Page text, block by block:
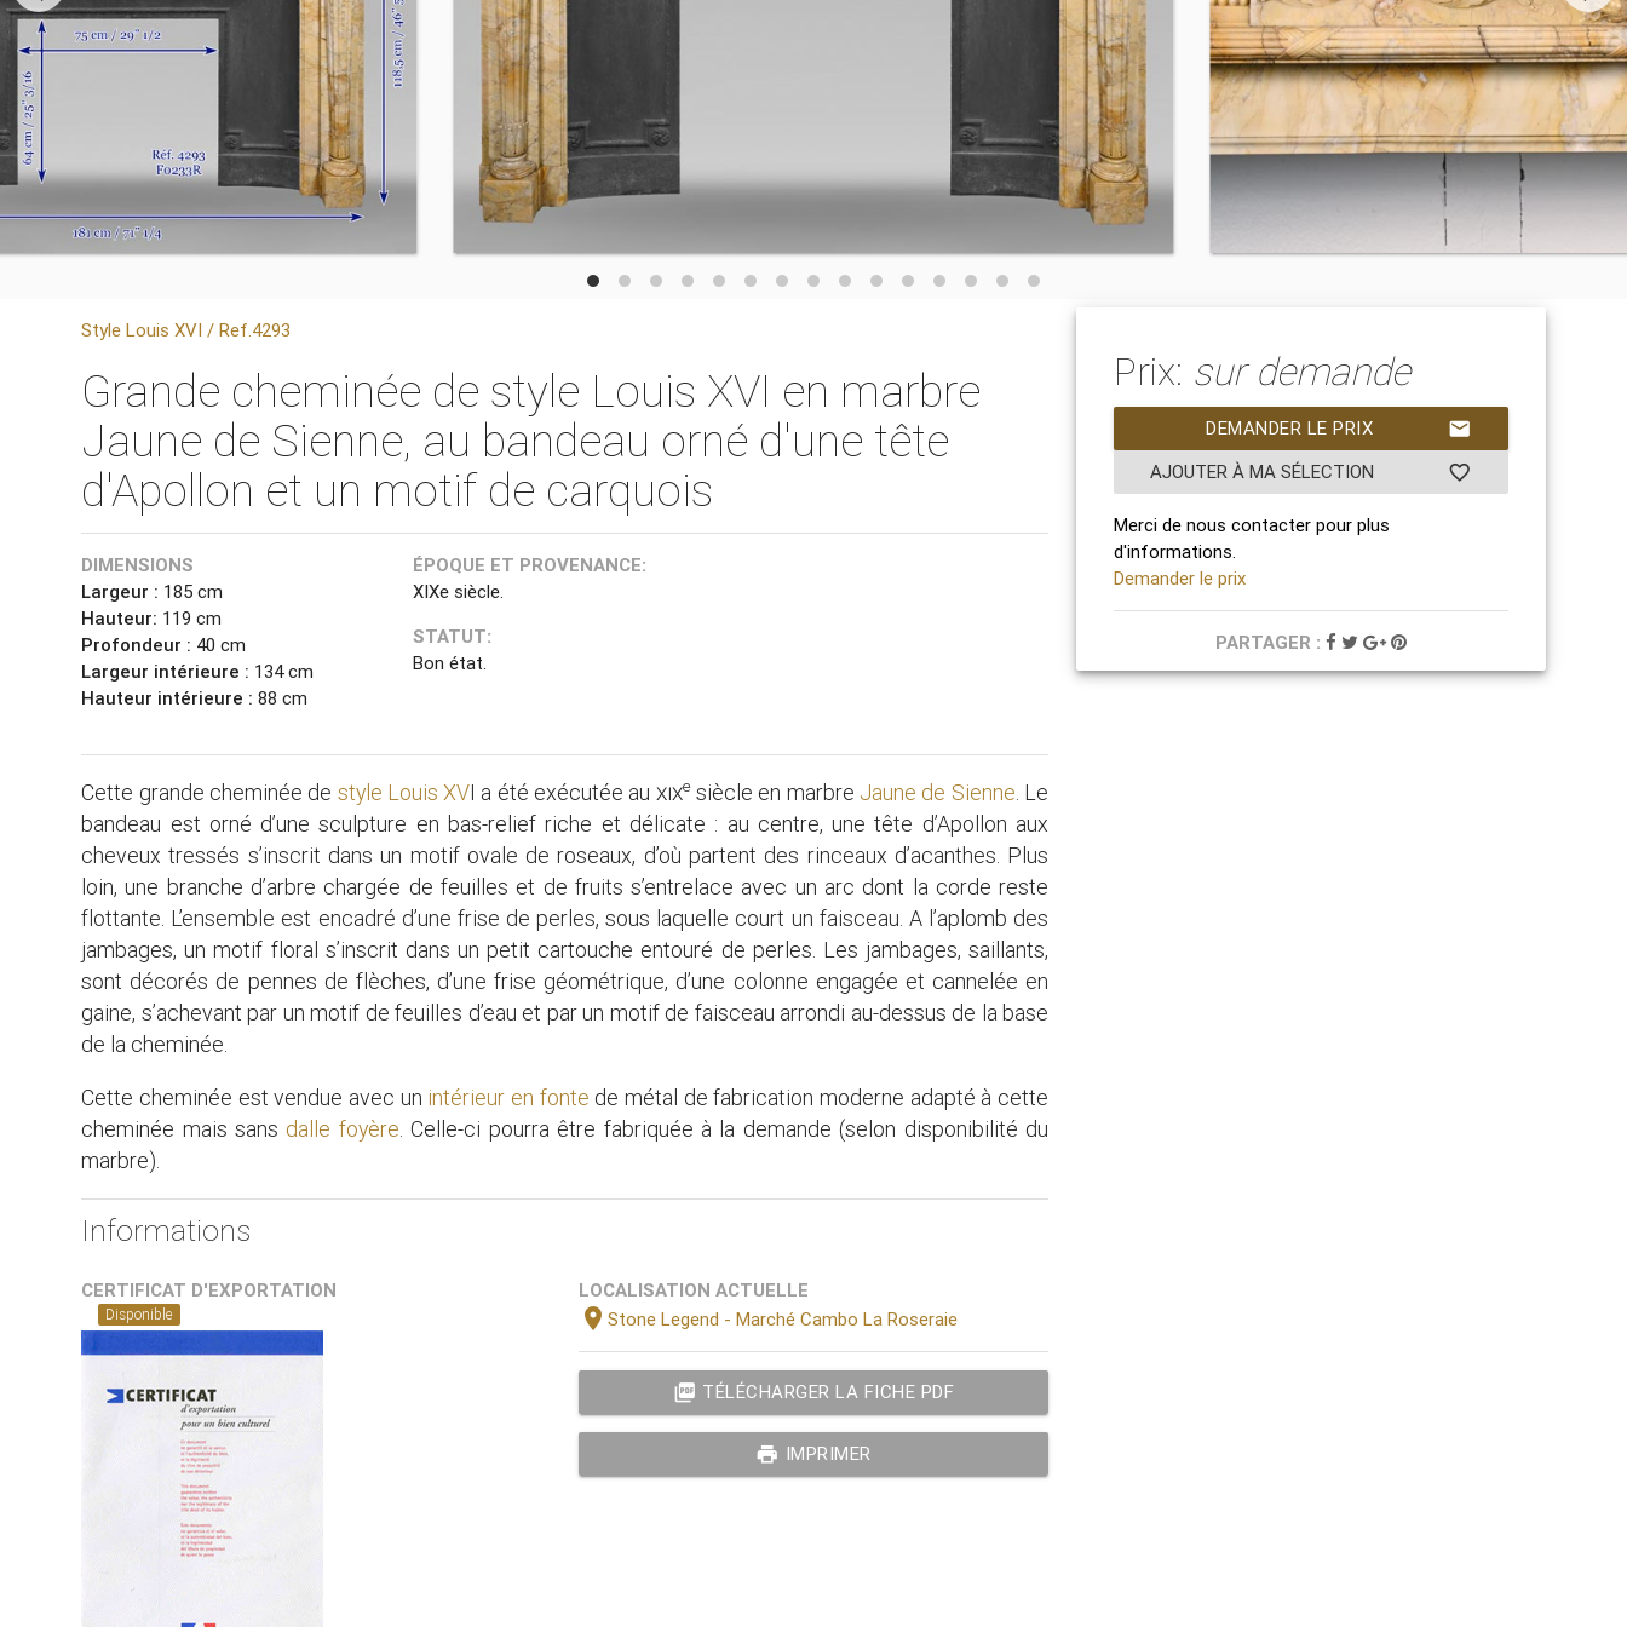
Style Louis XVI / Ref.4293
Grande cheminée de style Louis XVI en marbre
Jaune de Sienne, au bandeau orné d'une tête
d'Apollon et un motif de carquois
DIMENSIONS
Largeur : 185 cm
Hauteur: 119 cm
Profondeur : 40 cm
Largeur intérieure : 134 cm
Hauteur intérieure :88 cm
ÉPOQUE ET PROVENANCE:
XIXe siècle.
STATUT:
Bon état.
Cette grande cheminée de style Louis XVI a été exécutée au xixe siècle en marbre Jaune de Sienne. Le
bandeau est orné d’une sculpture en bas-relief riche et délicate : au centre, une tête d’Apollon aux
cheveux tressés s’inscrit dans un motif ovale de roseaux, d’où partent des rinceaux d’acanthes. Plus
loin, une branche d’arbre chargée de feuilles et de fruits s’entrelace avec un arc dont la corde reste
flottante. L’ensemble est encadré d’une frise de perles, sous laquelle court un faisceau. A l’aplomb des
jambages, un motif floral s’inscrit dans un petit cartouche entouré de perles. Les jambages, saillants,
sont décorés de pennes de flèches, d’une frise géométrique, d’une colonne engagée et cannelée en
gaine, s’achevant par un motif de feuilles d’eau et par un motif de faisceau arrondi au-dessus de la base
de la cheminée.
Cette cheminée est vendue avec un intérieur en fonte de métal de fabrication moderne adapté à cette
cheminée mais sans dalle foyère. Celle-ci pourra être fabriquée à la demande (selon disponibilité du
marbre).
Informations
CERTIFICAT D'EXPORTATION
Disponible
LOCALISATION ACTUELLE
location_on Stone Legend - Marché Cambo La Roseraie
picture_as_pdf TÉLÉCHARGER LA FICHE PDF
print IMPRIMER
Prix: sur demande
mail
DEMANDER LE PRIX
favorite_border
AJOUTER À MA SÉLECTION
Merci de nous contacter pour plus
d'informations.
Demander le prix
PARTAGER :